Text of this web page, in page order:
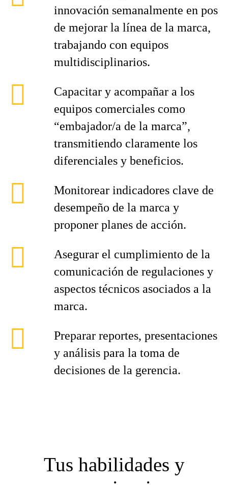
innovación semanalmente en pos
de mejorar la línea de la marca,
trabajando con equipos
multidisciplinarios.
Capacitar y acompañar a los
equipos comerciales como
“embajador/a de la marca”,
transmitiendo claramente los
diferenciales y beneficios.
Monitorear indicadores clave de
desempeño de la marca y
proponer planes de acción.
Asegurar el cumplimiento de la
comunicación de regulaciones y
aspectos técnicos asociados a la
marca.
Preparar reportes, presentaciones
y análisis para la toma de
decisiones de la gerencia.
Tus habilidades y